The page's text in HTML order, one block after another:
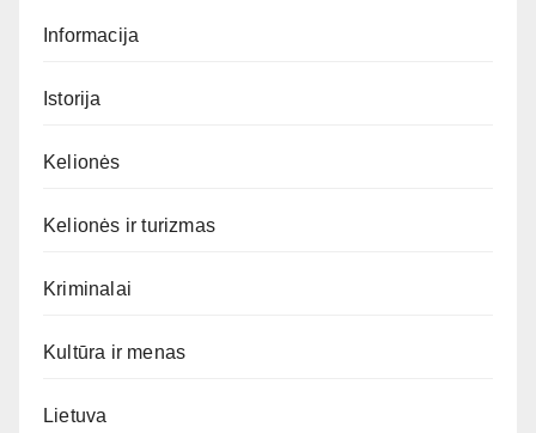
Informacija
Istorija
Kelionės
Kelionės ir turizmas
Kriminalai
Kultūra ir menas
Lietuva